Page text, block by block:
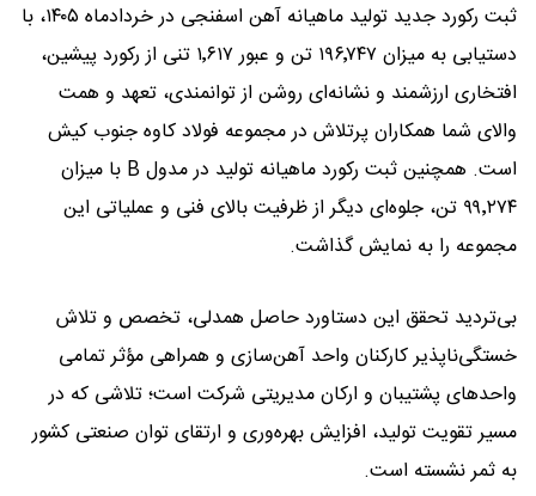
ثبت رکورد جدید تولید ماهیانه آهن اسفنجی در خردادماه ۱۴۰۵، با
دستیابی به میزان ۱۹۶٬۷۴۷ تن و عبور ۱٬۶۱۷ تنی از رکورد پیشین،
افتخاری ارزشمند و نشانه‌ای روشن از توانمندی، تعهد و همت
والای شما همکاران پرتلاش در مجموعه فولاد کاوه جنوب کیش
است. همچنین ثبت رکورد ماهیانه تولید در مدول B با میزان
۹۹٬۲۷۴ تن، جلوه‌ای دیگر از ظرفیت بالای فنی و عملیاتی این
مجموعه را به نمایش گذاشت.
بی‌تردید تحقق این دستاورد حاصل همدلی، تخصص و تلاش
خستگی‌ناپذیر کارکنان واحد آهن‌سازی و همراهی مؤثر تمامی
واحدهای پشتیبان و ارکان مدیریتی شرکت است؛ تلاشی که در
مسیر تقویت تولید، افزایش بهره‌وری و ارتقای توان صنعتی کشور
به ثمر نشسته است.